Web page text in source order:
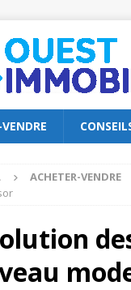
ACHETER-VENDRE